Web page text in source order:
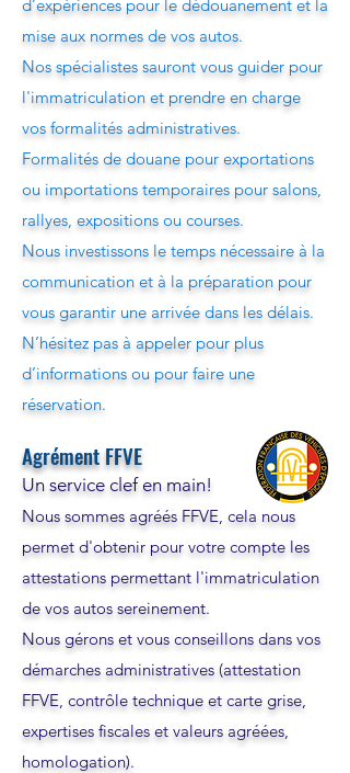
d’expériences pour le dédouanement et la
mise aux normes de vos autos.
Nos spécialistes sauront vous guider pour
l'immatriculation et prendre en charge
vos formalités administratives.
Formalités de douane pour exportations
ou importations temporaires pour salons,
rallyes, expositions ou courses.
Nous investissons le temps nécessaire à la
communication et à la préparation pour
vous garantir une arrivée dans les délais.
N’hésitez pas à appeler pour plus
d’informations ou pour faire une
réservation.
Agrément FFVE
Un service clef en main!
Nous sommes agréés FFVE, cela nous
permet d'obtenir pour votre compte les
attestations permettant l'immatriculation
de vos autos sereinement.
Nous gérons et vous conseillons dans vos
démarches administratives (attestation
FFVE, contrôle technique et carte grise,
expertises fiscales et valeurs agréées,
homologation).